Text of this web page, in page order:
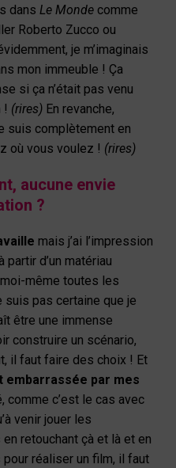
dans Le Monde comme
Roberto Zucco ou
je m’imaginais
mon immeuble ! Ça
si ça n’était pas venu
! (rires) En revanche,
suis complètement en
où vous voulez ! (rires)
aucune envie
?
mais j’ai l’impression
partir d’un matériau
même toutes les
suis pas certaine que je
être une immense
construire un scénario,
il faut faire des choix ! Et
embarrassée par mes
comme c’est le cas avec
venir jouer les
retouchant çà et là et en
réaliser un film, il faut